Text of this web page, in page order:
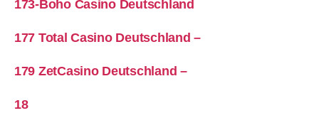
173-Boho Casino Deutschland
177 Total Casino Deutschland –
179 ZetCasino Deutschland –
18